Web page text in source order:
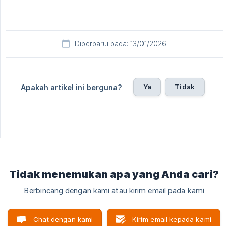
Diperbarui pada: 13/01/2026
Apakah artikel ini berguna? Ya Tidak
Tidak menemukan apa yang Anda cari?
Berbincang dengan kami atau kirim email pada kami
Chat dengan kami Kirim email kepada kami